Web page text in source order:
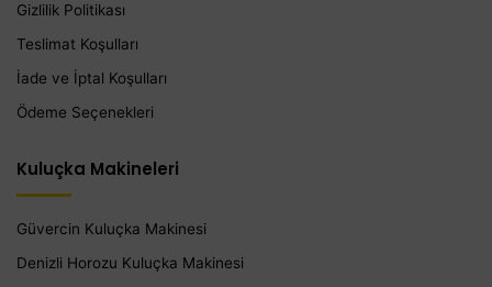
Gizlilik Politikası
Teslimat Koşulları
İade ve İptal Koşulları
Ödeme Seçenekleri
Kuluçka Makineleri
Güvercin Kuluçka Makinesi
Denizli Horozu Kuluçka Makinesi